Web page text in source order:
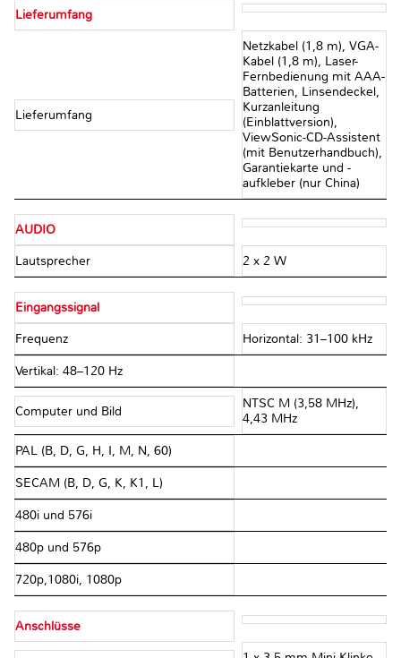
Lieferumfang
Lieferumfang
Netzkabel (1,8 m), VGA-
Kabel (1,8 m), Laser-
Fernbedienung mit AAA-
Batterien, Linsendeckel,
Kurzanleitung
(Einblattversion),
ViewSonic-CD-Assistent
(mit Benutzerhandbuch),
Garantiekarte und -
aufkleber (nur China)
AUDIO
Lautsprecher 2 x 2 W
Eingangssignal
Frequenz Horizontal: 31–100 kHz
Vertikal: 48–120 Hz
Computer und Bild
NTSC M (3,58 MHz),
4,43 MHz
PAL (B, D, G, H, I, M, N, 60)
SECAM (B, D, G, K, K1, L)
480i und 576i
480p und 576p
720p,1080i, 1080p
Anschlüsse